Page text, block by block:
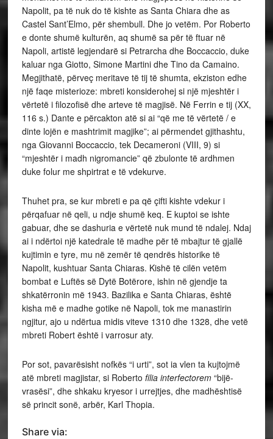
Napolit, pa të nuk do të kishte as Santa Chiara dhe as
Castel Sant’Elmo, për shembull. Dhe jo vetëm. Por Roberto
e donte shumë kulturën, aq shumë sa për të ftuar në
Napoli, artistë legjendarë si Petrarcha dhe Boccaccio, duke
kaluar nga Giotto, Simone Martini dhe Tino da Camaino.
Megjithatë, përveç meritave të tij të shumta, ekziston edhe
një faqe misterioze: mbreti konsiderohej si një mjeshtër i
vërtetë i filozofisë dhe arteve të magjisë. Në Ferrin e tij (XX,
116 s.) Dante e përcakton atë si ai “që me të vërtetë / e
dinte lojën e mashtrimit magjike”; ai përmendet gjithashtu,
nga Giovanni Boccaccio, tek Decameroni (VIII, 9) si
“mjeshtër i madh nigromancie” që zbulonte të ardhmen
duke folur me shpirtrat e të vdekurve.
Thuhet pra, se kur mbreti e pa që çifti kishte vdekur i
përqafuar në qeli, u ndje shumë keq. E kuptoi se ishte
gabuar, dhe se dashuria e vërtetë nuk mund të ndalej. Ndaj
ai i ndërtoi një katedrale të madhe për të mbajtur të gjallë
kujtimin e tyre, mu në zemër të qendrës historike të
Napolit, kushtuar Santa Chiaras. Kishë të cilën vetëm
bombat e Luftës së Dytë Botërore, ishin në gjendje ta
shkatërronin më 1943. Bazilika e Santa Chiaras, është
kisha më e madhe gotike në Napoli, tok me manastirin
ngjitur, ajo u ndërtua midis viteve 1310 dhe 1328, dhe vetë
mbreti Robert është i varrosur aty.
Por sot, pavarësisht nofkës “i urti”, sot ia vlen ta kujtojmë
atë mbreti magjistar, si Roberto filia interfectorem“bijë-
vrasësi”, dhe shkaku kryesor i urrejtjes, dhe madhështisë
së princit sonë, arbër, Karl Thopia.
Share via: